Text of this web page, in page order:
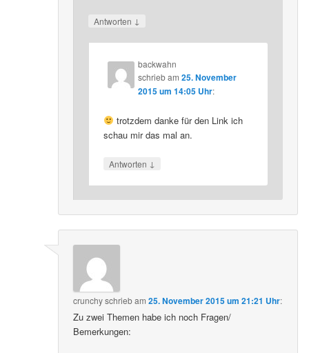
Antworten ↓
backwahn
schriebam25. November
2015 um 14:05 Uhr:
trotzdem danke für den Link ich
schau mir das mal an.
Antworten ↓
crunchyschriebam25. November 2015 um 21:21 Uhr:
Zu zwei Themen habe ich noch Fragen/
Bemerkungen: